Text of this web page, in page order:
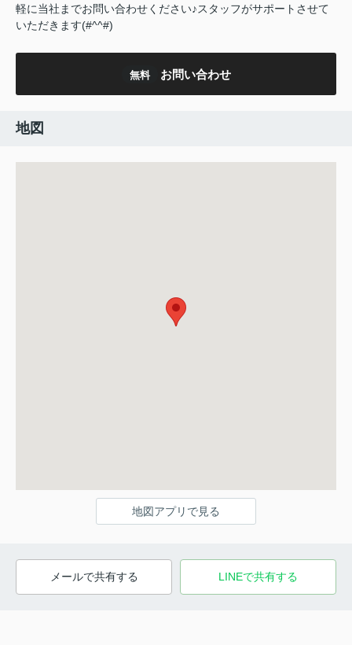
軽に当社までお問い合わせください♪スタッフがサポートさせて
いただきます(#^^#)
無料 お問い合わせ
地図
地図アプリで見る
メールで共有する LINEで共有する